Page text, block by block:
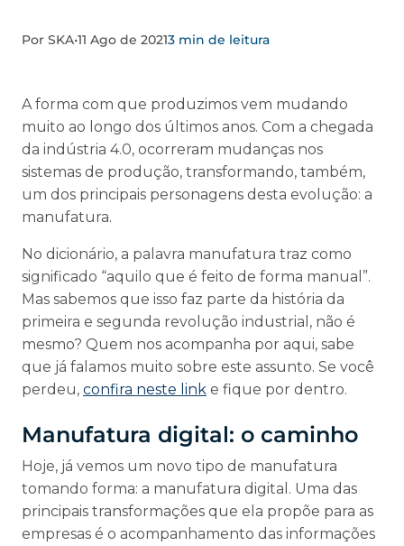
Por SKA•11 Ago de 20213 min de leitura
A forma com que produzimos vem mudando
muito ao longo dos últimos anos. Com a chegada
da indústria 4.0, ocorreram mudanças nos
sistemas de produção, transformando, também,
um dos principais personagens desta evolução: a
manufatura.
No dicionário, a palavra manufatura traz como
significado “aquilo que é feito de forma manual”.
Mas sabemos que isso faz parte da história da
primeira e segunda revolução industrial, não é
mesmo? Quem nos acompanha por aqui, sabe
que já falamos muito sobre este assunto. Se você
perdeu, confira neste link e fique por dentro.
Manufatura digital: o caminho
Hoje, já vemos um novo tipo de manufatura
tomando forma: a manufatura digital. Uma das
principais transformações que ela propõe para as
empresas é o acompanhamento das informações